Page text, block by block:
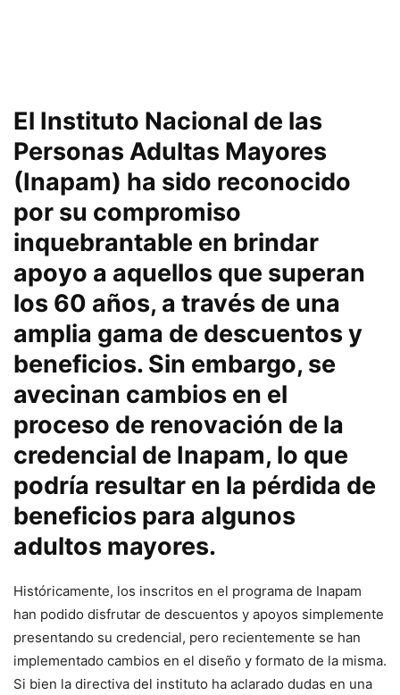
El Instituto Nacional de las
Personas Adultas Mayores
(Inapam) ha sido reconocido
por su compromiso
inquebrantable en brindar
apoyo a aquellos que superan
los 60 años, a través de una
amplia gama de descuentos y
beneficios. Sin embargo, se
avecinan cambios en el
proceso de renovación de la
credencial de Inapam, lo que
podría resultar en la pérdida de
beneficios para algunos
adultos mayores.
Históricamente, los inscritos en el programa de Inapam
han podido disfrutar de descuentos y apoyos simplemente
presentando su credencial, pero recientemente se han
implementado cambios en el diseño y formato de la misma.
Si bien la directiva del instituto ha aclarado dudas en una